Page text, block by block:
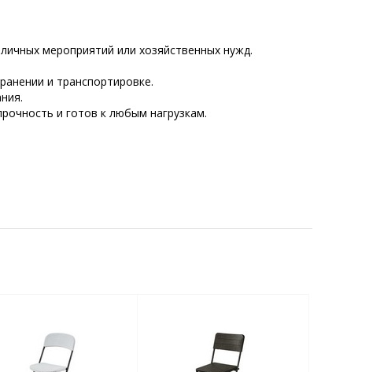
мероприятий или хозяйственных нужд.
и транспортировке.
и готов к любым нагрузкам.